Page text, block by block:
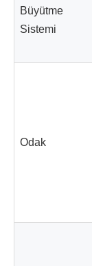
Büyütme
Sistemi
Odak